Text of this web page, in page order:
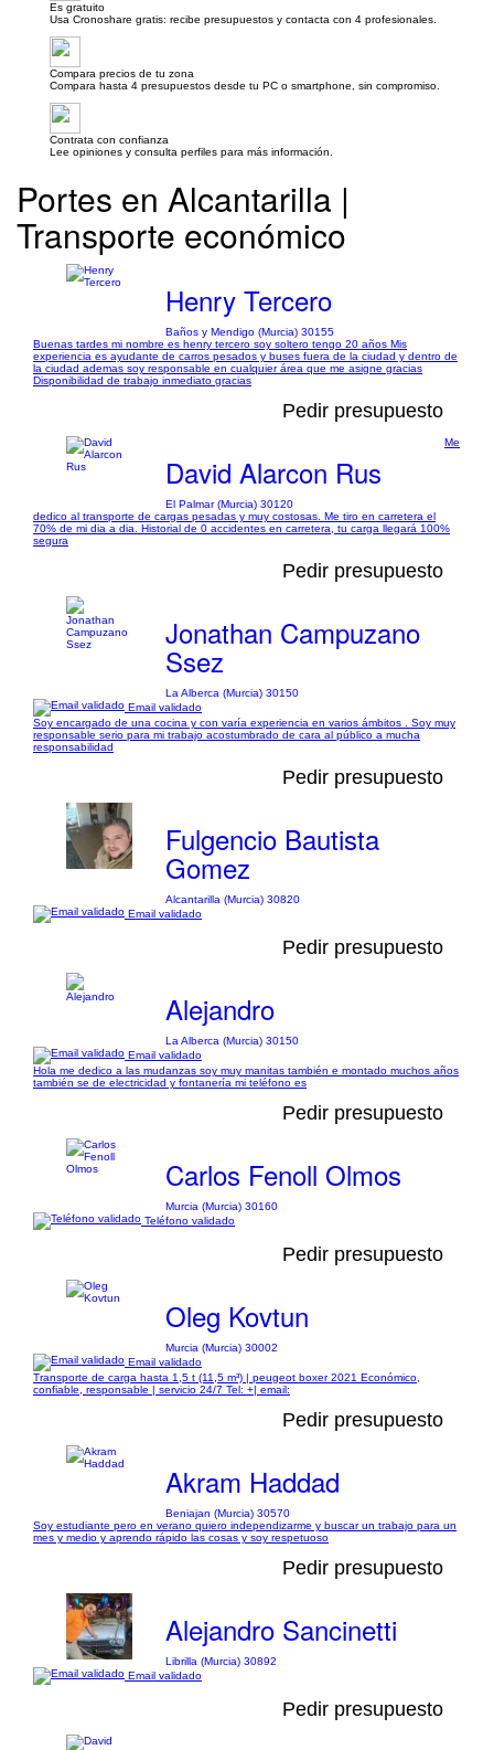
Es gratuito
Usa Cronoshare gratis: recibe presupuestos y contacta con 4 profesionales.
Compara precios de tu zona
Compara hasta 4 presupuestos desde tu PC o smartphone, sin compromiso.
Contrata con confianza
Lee opiniones y consulta perfiles para más información.
Portes en Alcantarilla |
Transporte económico
Henry Tercero
Baños y Mendigo (Murcia) 30155
Buenas tardes mi nombre es henry tercero soy soltero tengo 20 años Mis
experiencia es ayudante de carros pesados y buses fuera de la ciudad y dentro de
la ciudad ademas soy responsable en cualquier área que me asigne gracias
Disponibilidad de trabajo inmediato gracias
Pedir presupuesto
David Alarcon Rus
El Palmar (Murcia) 30120
Me
dedico al transporte de cargas pesadas y muy costosas. Me tiro en carretera el
70% de mi dia a dia. Historial de 0 accidentes en carretera, tu carga llegará 100%
segura
Pedir presupuesto
Jonathan Campuzano
Ssez
La Alberca (Murcia) 30150
Email validado
Soy encargado de una cocina y con varía experiencia en varios ámbitos . Soy muy
responsable serio para mi trabajo acostumbrado de cara al público a mucha
responsabilidad
Pedir presupuesto
Fulgencio Bautista
Gomez
Alcantarilla (Murcia) 30820
Email validado
Pedir presupuesto
Alejandro
La Alberca (Murcia) 30150
Email validado
Hola me dedico a las mudanzas soy muy manitas también e montado muchos años
también se de electricidad y fontanería mi teléfono es
Pedir presupuesto
Carlos Fenoll Olmos
Murcia (Murcia) 30160
Teléfono validado
Pedir presupuesto
Oleg Kovtun
Murcia (Murcia) 30002
Email validado
Transporte de carga hasta 1,5 t (11,5 m³) | peugeot boxer 2021 Económico,
confiable, responsable | servicio 24/7 Tel: +| email:
Pedir presupuesto
Akram Haddad
Beniajan (Murcia) 30570
Soy estudiante pero en verano quiero independizarme y buscar un trabajo para un
mes y medio y aprendo rápido las cosas y soy respetuoso
Pedir presupuesto
Alejandro Sancinetti
Librilla (Murcia) 30892
Email validado
Pedir presupuesto